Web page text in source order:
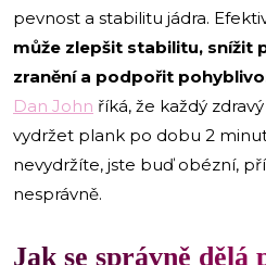
pevnost a stabilitu jádra.
může zlepšit stabilitu, snížit
zranění a podpořit
Dan John říká, že každý
vydržet plank po dobu 2
nevydržíte, jste buď obézní,
nesprávně.
Jak se správně dělá